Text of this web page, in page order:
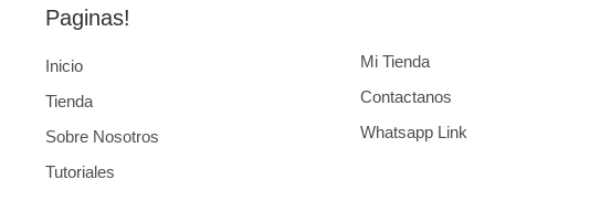
Paginas!
Inicio
Tienda
Sobre Nosotros
Tutoriales
Mi Tienda
Contactanos
Whatsapp Link